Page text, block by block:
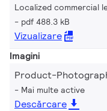
Localized commercial
pdf 488.3 kB
Vizualizare
Imagini
Product-
Mai multe active
Descărcare